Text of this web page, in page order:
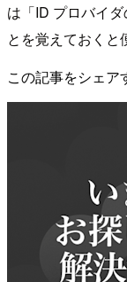
は「ID プロバイ
とを覚えておくと
この記事をシェア